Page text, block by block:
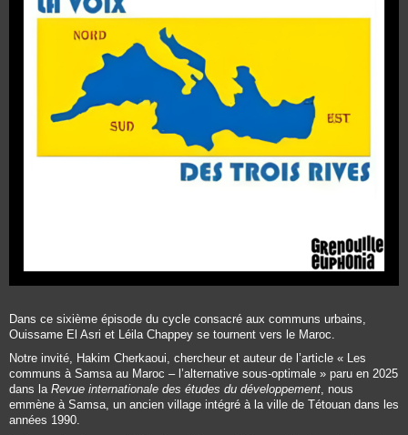
Dans ce sixième épisode du cycle consacré aux communs urbains,
Ouissame El Asri et Léila Chappey se tournent vers le Maroc.
Notre invité, Hakim Cherkaoui, chercheur et auteur de l’article « Les
communs à Samsa au Maroc – l’alternative sous-optimale » paru en 2025
dans la Revue internationale des études du développement, nous
emmène à Samsa, un ancien village intégré à la ville de Tétouan dans les
années 1990.